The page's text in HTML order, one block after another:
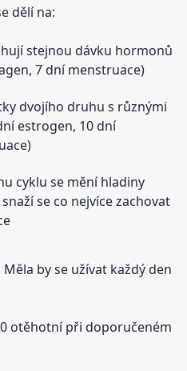
dělí na:
stejnou dávku hormonů
7 dní menstruace)
dvojího druhu s různými
estrogen, 10 dní
cyklu se mění hladiny
se co nejvíce zachovat
Měla by se užívat každý den
otěhotní při doporučeném